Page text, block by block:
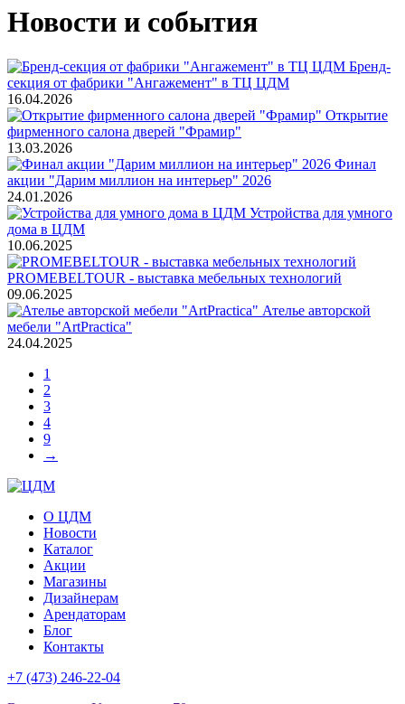
Новости и события
Бренд-
секция от фабрики "Ангажемент" в ТЦ ЦДМ
16.04.2026
Открытие
фирменного салона дверей "Фрамир"
13.03.2026
Финал
акции "Дарим миллион на интерьер" 2026
24.01.2026
Устройства для умного
дома в ЦДМ
10.06.2025
PROMEBELTOUR - выставка мебельных технологий
09.06.2025
Ателье авторской
мебели "ArtPractica"
24.04.2025
1
2
3
4
9
→
О ЦДМ
Новости
Каталог
Акции
Магазины
Дизайнерам
Арендаторам
Блог
Контакты
+7 (473) 246-22-04